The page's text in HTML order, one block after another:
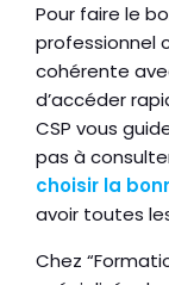
Pour faire le
professionnel
cohérente
d’accéder
CSP vous
pas à
choisir la
avoir toutes
Chez